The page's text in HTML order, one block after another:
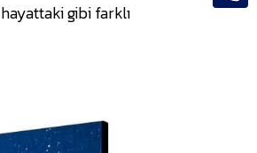
gibi farklı